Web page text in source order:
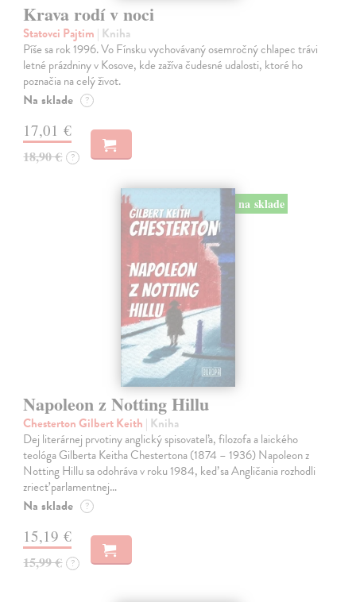
Krava rodí v noci
Statovci Pajtim | Kniha
Píše sa rok 1996. Vo Fínsku vychovávaný osemročný chlapec trávi
letné prázdniny v Kosove, kde zažíva čudesné udalosti, ktoré ho
poznačia na celý život.
Na sklade ?
17,01 €
18,90 € ?
na sklade
Napoleon z Notting Hillu
Chesterton Gilbert Keith | Kniha
Dej literárnej prvotiny anglický spisovateľa, filozofa a laického
teológa Gilberta Keitha Chestertona (1874 – 1936) Napoleon z
Notting Hillu sa odohráva v roku 1984, keď sa Angličania rozhodli
zriecť parlamentnej…
Na sklade ?
15,19 €
15,99 € ?